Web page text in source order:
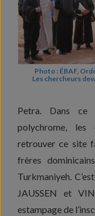
Photo : ÉBAF,
Les chercheurs
Petra. Dans ce
polychrome, les
retrouver ce site
frères
Turkmaniyeh.
JAUSSEN et
estampage de